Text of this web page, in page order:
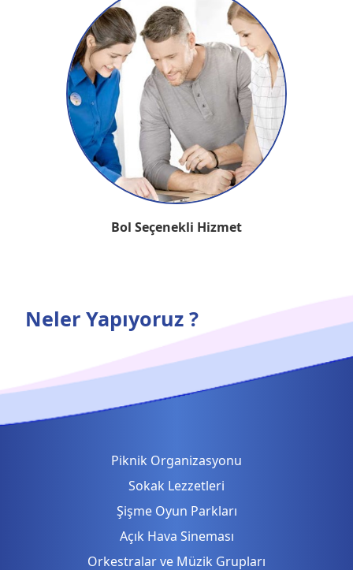
Bol Seçenekli Hizmet
Neler Yapıyoruz ?
Piknik Organizasyonu
Sokak Lezzetleri
Şişme Oyun Parkları
Açık Hava Sineması
Orkestralar ve Müzik Grupları